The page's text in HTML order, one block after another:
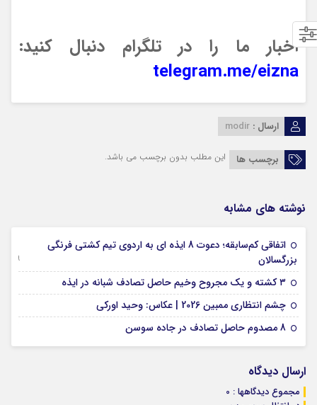
اخبار ما را در تلگرام دنبال کنید:
telegram.me/eizna
ارسال : modir
برچسب ها این مطلب بدون برچسب می باشد.
نوشته های مشابه
اتفاقی کم‌سابقه؛ دعوت 8 ایذه ای به اردوی تیم کشتی فرنگی
بزرگسالان
09 جولای 2026
۳ کشته و یک مجروح وخیم حاصل تصادف شبانه در ایذه
چشم انتظاری ممبین 2026 | عکاس: وحید اورکی
8 مصدوم حاصل تصادف در جاده سوسن
ارسال دیدگاه
مجموع دیدگاهها : 0